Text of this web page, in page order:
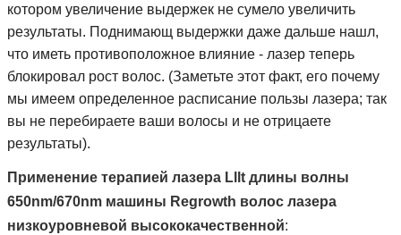
котором увеличение выдержек не сумело увеличить
результаты. Поднимающ выдержки даже дальше нашл,
что иметь противоположное влияние - лазер теперь
блокировал рост волос. (Заметьте этот факт, его почему
мы имеем определенное расписание пользы лазера; так
вы не перебираете ваши волосы и не отрицаете
результаты).
Применение терапией лазера Lllt длины волны
650nm/670nm машины Regrowth волос лазера
низкоуровневой высококачественной: